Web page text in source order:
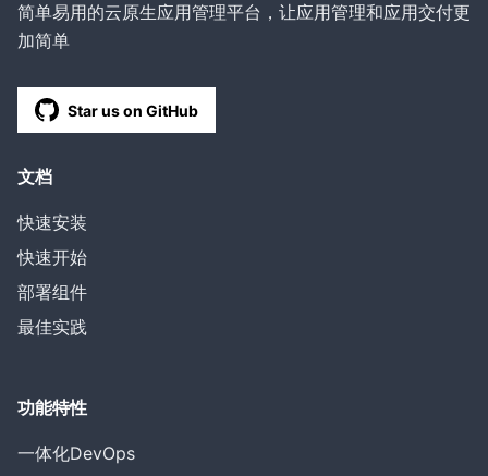
简单易用的云原生应用管理平台，让应用管理和应用交付更
加简单
Star us on GitHub
文档
快速安装
快速开始
部署组件
最佳实践
功能特性
一体化DevOps